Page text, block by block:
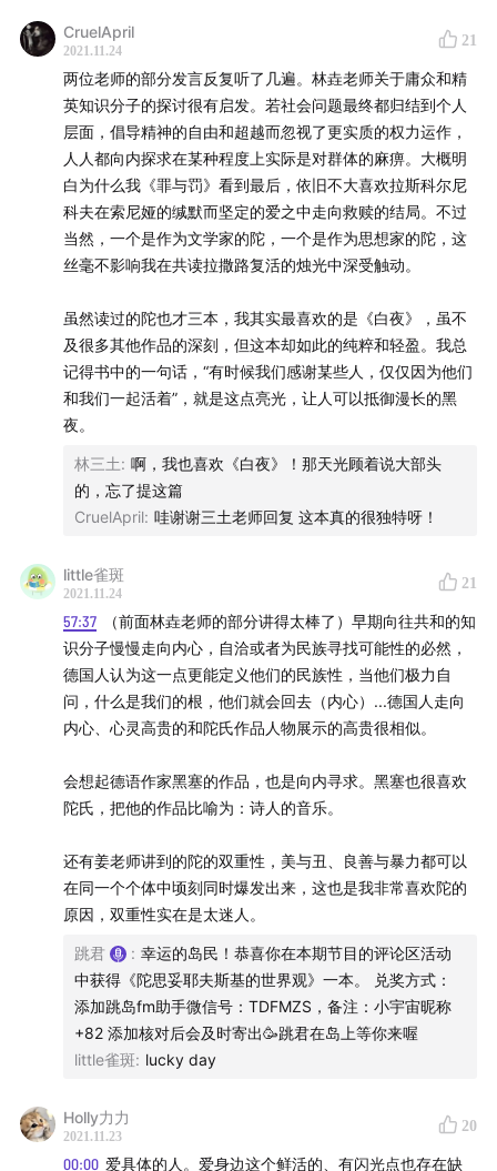
时感觉被戳着脊梁骨”
24:14 陀氏小说世界中热切的渴望，是抵抗虚无时代的良
理解陀氏笔下的自由：是普世的精神拯救，还是不
彻底的精神批判？
在《鱿鱼游戏》式血腥美学风靡的今天，重新思考
陀氏作品中的暴力元素
历史语境中的陀氏创作：虚无来自于对19世纪俄国
的失望
席勒和陀氏的小说主人公都有受难的倾向，背负着
一整个时代的痛苦
在今天重读陀思妥耶夫斯基，为碎片化的困惑找到关
【节目中提到的作品和人名】
陀思妥耶夫斯基作品：《被侮辱与被损害的》
《群魔》（1872）|《卡拉马佐夫兄弟》（1880）
23:56此处提到的别尔嘉耶夫是《陀思妥耶夫斯基的世
界观》作者，这本书从宗教哲学的角度阐释了陀氏的创
作。
36:39
托马斯·曼在《多难而伟大的十九世纪》中，称陀
思妥耶夫斯基有一张“罪犯般的圣徒面容”
《人人为自己 上帝反众人》（1974），又名《卡斯帕尔
·豪泽尔之谜》，德国新浪潮主义导演赫尔佐格的作品。
【本期推荐作品】
CruelApril
2021.11.24
21
两位老师的部分发言反复听了几遍。林垚老师关于庸众和精
英知识分子的探讨很有启发。若社会问题最终都归结到个人
层面，倡导精神的自由和超越而忽视了更实质的权力运作，
人人都向内探求在某种程度上实际是对群体的麻痹。大概明
白为什么我《罪与罚》看到最后，依旧不大喜欢拉斯科尔尼
科夫在索尼娅的缄默而坚定的爱之中走向救赎的结局。不过
当然，一个是作为文学家的陀，一个是作为思想家的陀，这
丝毫不影响我在共读拉撒路复活的烛光中深受触动。
虽然读过的陀也才三本，我其实最喜欢的是《白夜》，虽不
及很多其他作品的深刻，但这本却如此的纯粹和轻盈。我总
记得书中的一句话，“有时候我们感谢某些人，仅仅因为他们
和我们一起活着”，就是这点亮光，让人可以抵御漫长的黑
夜。
林三土: 啊，我也喜欢《白夜》！那天光顾着说大部头
的，忘了提这篇
CruelApril: 哇谢谢三土老师回复 这本真的很独特呀！
little雀斑
2021.11.24
21
57:37
（前面林垚老师的部分讲得太棒了）早期向往共和的知
识分子慢慢走向内心，自洽或者为民族寻找可能性的必然，
德国人认为这一点更能定义他们的民族性，当他们极力自
问，什么是我们的根，他们就会回去（内心）...德国人走向
内心、心灵高贵的和陀氏作品人物展示的高贵很相似。
会想起德语作家黑塞的作品，也是向内寻求。黑塞也很喜欢
陀氏，把他的作品比喻为：诗人的音乐。
还有姜老师讲到的陀的双重性，美与丑、良善与暴力都可以
在同一个个体中顷刻同时爆发出来，这也是我非常喜欢陀的
原因，双重性实在是太迷人。
跳君 : 幸运的岛民！恭喜你在本期节目的评论区活动
中获得《陀思妥耶夫斯基的世界观》一本。 兑奖方式：
添加跳岛fm助手微信号：TDFMZS，备注：小宇宙昵称
+82 添加核对后会及时寄出🥳跳君在岛上等你来喔
little雀斑: lucky day
Holly力力
2021.11.23
20
00:00 爱具体的人。爱身边这个鲜活的、有闪光点也存在缺